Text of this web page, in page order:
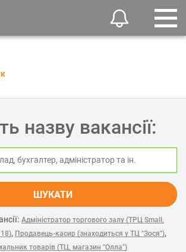
назву вакансії:
ШУКАТИ
Адміністратор торгового залу (ТРЦ Small,
, Продавець-касир (знаходиться у ТЦ "Зося"),
товарів (ТЦ, магазин "Олла")